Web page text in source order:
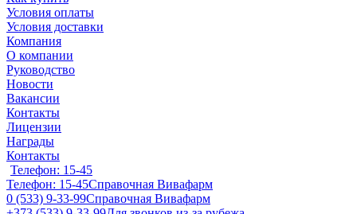
Условия оплаты
Условия доставки
Компания
О компании
Руководство
Новости
Вакансии
Контакты
Лицензии
Награды
Контакты
Телефон: 15-45
Телефон: 15-45Справочная Вивафарм
0 (533) 9-33-99Справочная Вивафарм